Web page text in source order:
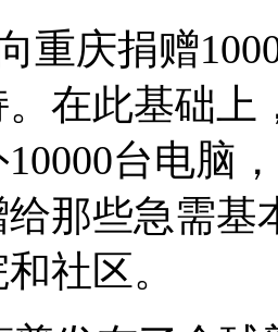
重庆捐赠
。在此基础
台电脑
那些急需基
社区。